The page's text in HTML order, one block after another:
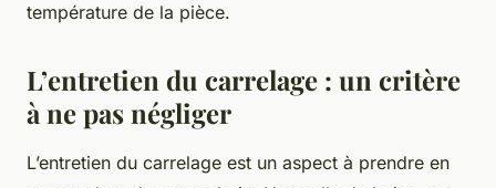
température de la pièce.
L’entretien du carrelage : un critère
à ne pas négliger
L’entretien du carrelage est un aspect à prendre en